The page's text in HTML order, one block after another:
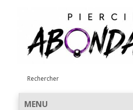
MENU